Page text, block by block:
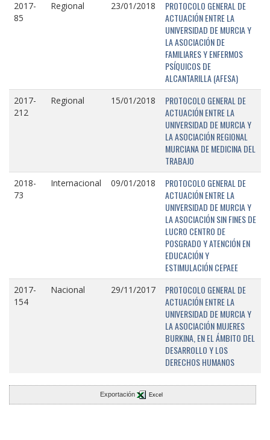
2017-
85
Regional 23/01/2018
PROTOCOLO GENERAL DE
ACTUACIÓN ENTRE LA
UNIVERSIDAD DE MURCIA Y
LA ASOCIACIÓN DE
FAMILIARES Y ENFERMOS
PSÍQUICOS DE
ALCANTARILLA (AFESA)
2017-
212
Regional 15/01/2018
PROTOCOLO GENERAL DE
ACTUACIÓN ENTRE LA
UNIVERSIDAD DE MURCIA Y
LA ASOCIACIÓN REGIONAL
MURCIANA DE MEDICINA DEL
TRABAJO
2018-
73
Internacional 09/01/2018
PROTOCOLO GENERAL DE
ACTUACIÓN ENTRE LA
UNIVERSIDAD DE MURCIA Y
LA ASOCIACIÓN SIN FINES DE
LUCRO CENTRO DE
POSGRADO Y ATENCIÓN EN
EDUCACIÓN Y
ESTIMULACIÓN CEPAEE
2017-
154
Nacional 29/11/2017
PROTOCOLO GENERAL DE
ACTUACIÓN ENTRE LA
UNIVERSIDAD DE MURCIA Y
LA ASOCIACIÓN MUJERES
BURKINA, EN EL ÁMBITO DEL
DESARROLLO Y LOS
DERECHOS HUMANOS
Exportación Excel